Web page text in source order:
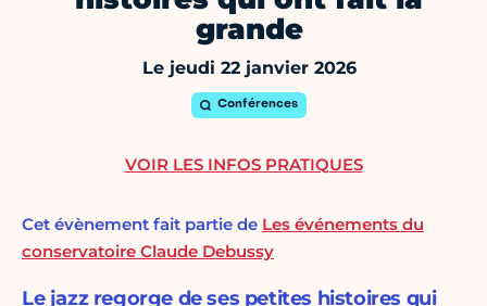
grande
Le jeudi 22 janvier 2026
Conférences
Cet évènement fait partie de Les événements du
conservatoire Claude Debussy
Le jazz regorge de ses petites histoires qui
VOIR LES INFOS PRATIQUES